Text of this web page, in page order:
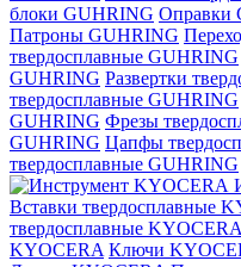
блоки GUHRING Оправки
Патроны GUHRING
твердосплавные GUHRING
GUHRING Развертки
твердосплавные GUHRING
GUHRING Фрезы
GUHRING Цапфы
твердосплавные GUHRING
Вставки твердосплавные
твердосплавные KYOCERA
KYOCERA Ключи